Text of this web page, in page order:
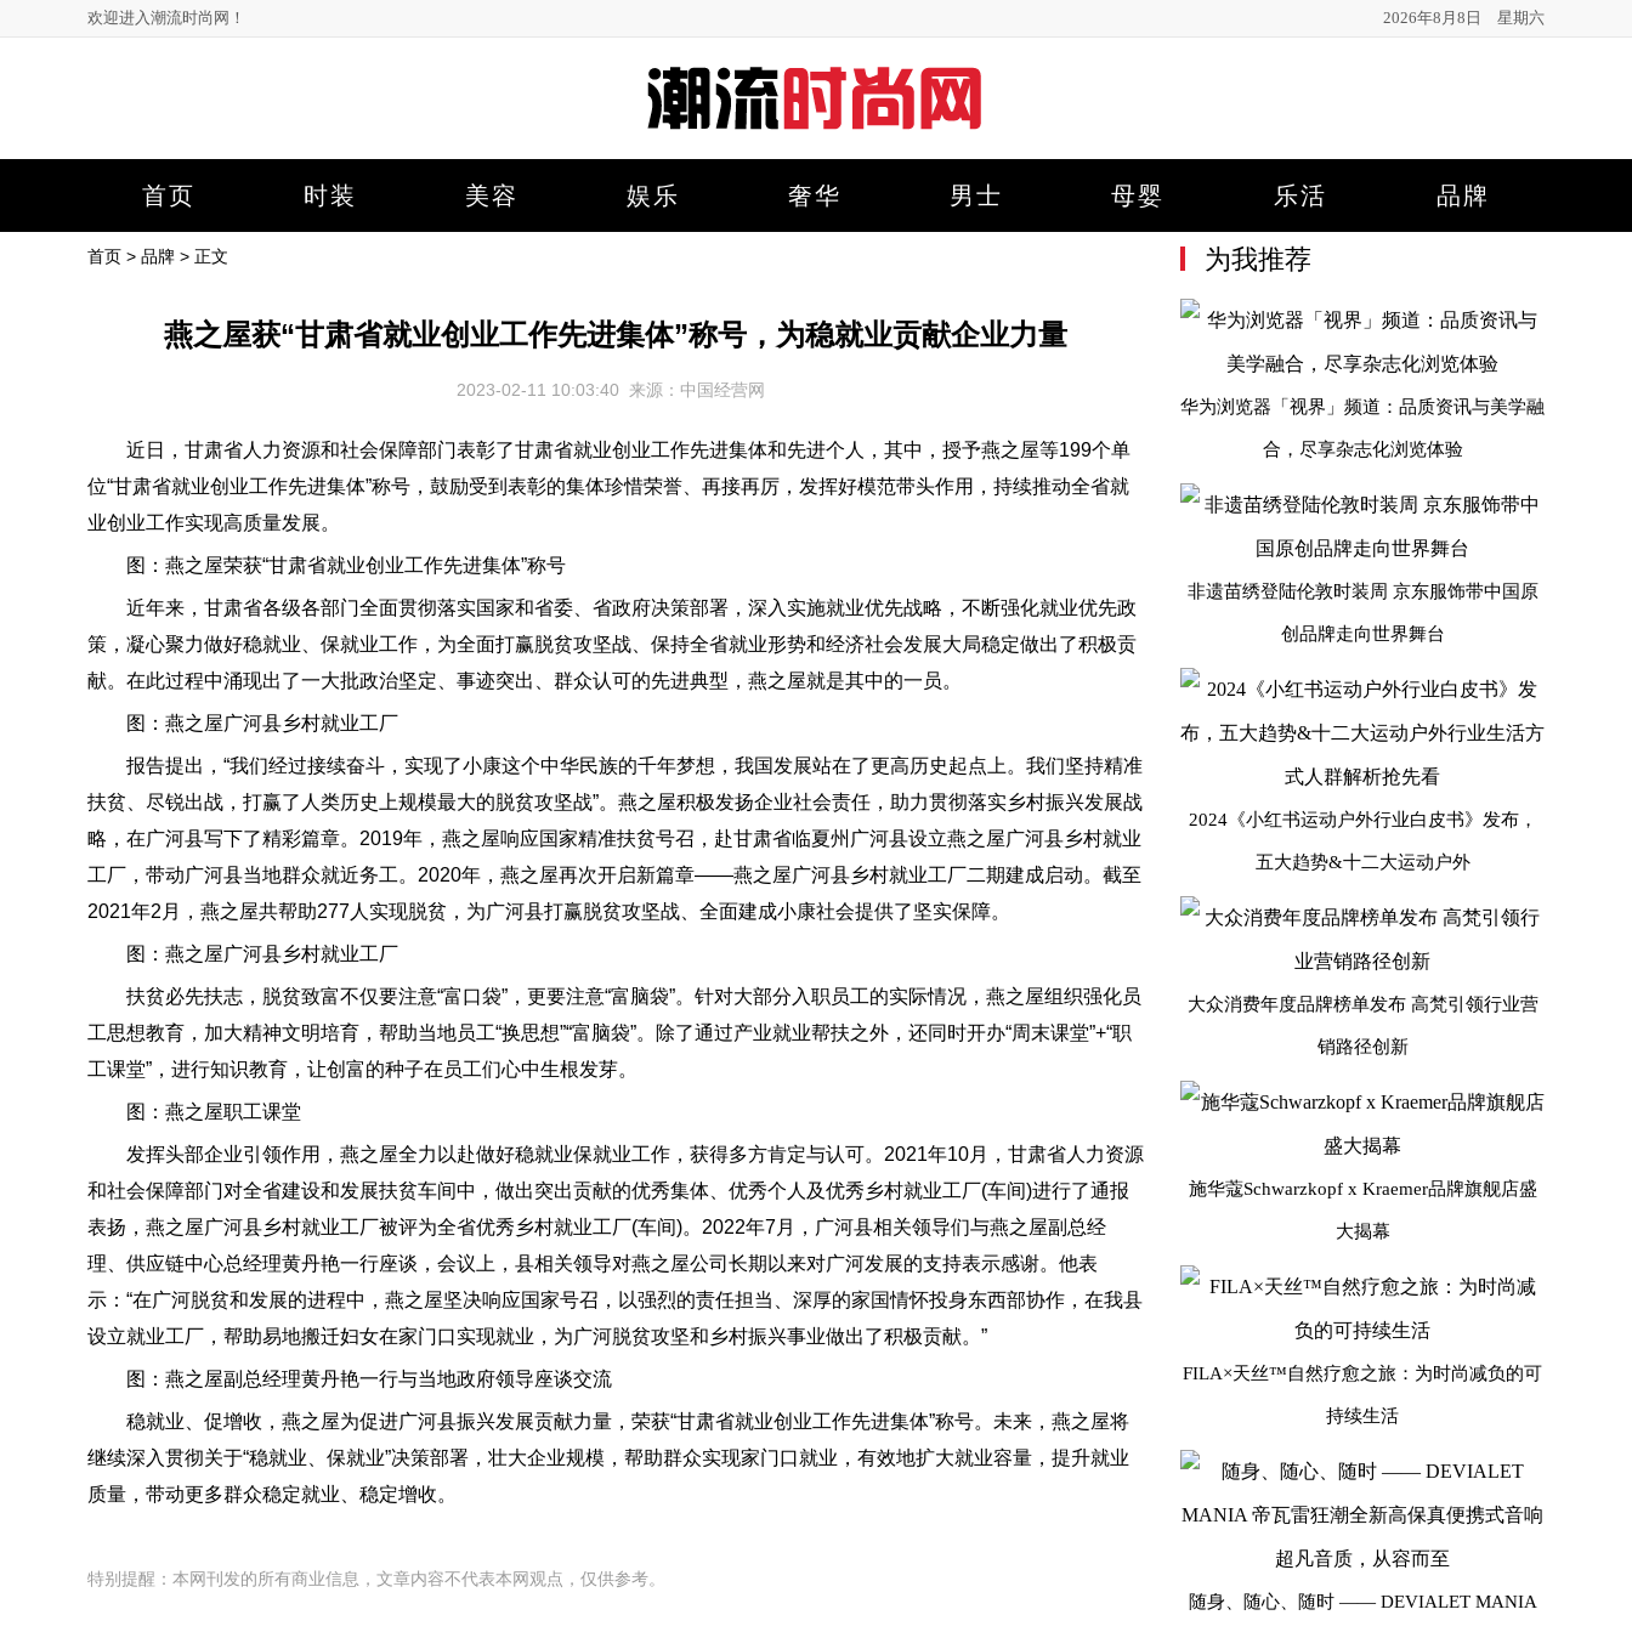
欢迎进入潮流时尚网！ 2026年8月8日 星期六
首页 时装 美容 娱乐 奢华 男士 母婴 乐活 品牌
首页 > 品牌 > 正文
燕之屋获“甘肃省就业创业工作先进集体”称号，为稳就业贡献企业力量
2023-02-11 10:03:40 来源：中国经营网
近日，甘肃省人力资源和社会保障部门表彰了甘肃省就业创业工作先进集体和先进个人，其中，授予燕之屋等199个单
位“甘肃省就业创业工作先进集体”称号，鼓励受到表彰的集体珍惜荣誉、再接再厉，发挥好模范带头作用，持续推动全省就
业创业工作实现高质量发展。
图：燕之屋荣获“甘肃省就业创业工作先进集体”称号
近年来，甘肃省各级各部门全面贯彻落实国家和省委、省政府决策部署，深入实施就业优先战略，不断强化就业优先政
策，凝心聚力做好稳就业、保就业工作，为全面打赢脱贫攻坚战、保持全省就业形势和经济社会发展大局稳定做出了积极贡
献。在此过程中涌现出了一大批政治坚定、事迹突出、群众认可的先进典型，燕之屋就是其中的一员。
图：燕之屋广河县乡村就业工厂
报告提出，“我们经过接续奋斗，实现了小康这个中华民族的千年梦想，我国发展站在了更高历史起点上。我们坚持精准
扶贫、尽锐出战，打赢了人类历史上规模最大的脱贫攻坚战”。燕之屋积极发扬企业社会责任，助力贯彻落实乡村振兴发展战
略，在广河县写下了精彩篇章。2019年，燕之屋响应国家精准扶贫号召，赴甘肃省临夏州广河县设立燕之屋广河县乡村就业
工厂，带动广河县当地群众就近务工。2020年，燕之屋再次开启新篇章——燕之屋广河县乡村就业工厂二期建成启动。截至
2021年2月，燕之屋共帮助277人实现脱贫，为广河县打赢脱贫攻坚战、全面建成小康社会提供了坚实保障。
图：燕之屋广河县乡村就业工厂
扶贫必先扶志，脱贫致富不仅要注意“富口袋”，更要注意“富脑袋”。针对大部分入职员工的实际情况，燕之屋组织强化员
工思想教育，加大精神文明培育，帮助当地员工“换思想”“富脑袋”。除了通过产业就业帮扶之外，还同时开办“周末课堂”+“职
工课堂”，进行知识教育，让创富的种子在员工们心中生根发芽。
图：燕之屋职工课堂
发挥头部企业引领作用，燕之屋全力以赴做好稳就业保就业工作，获得多方肯定与认可。2021年10月，甘肃省人力资源
和社会保障部门对全省建设和发展扶贫车间中，做出突出贡献的优秀集体、优秀个人及优秀乡村就业工厂(车间)进行了通报
表扬，燕之屋广河县乡村就业工厂被评为全省优秀乡村就业工厂(车间)。2022年7月，广河县相关领导们与燕之屋副总经
理、供应链中心总经理黄丹艳一行座谈，会议上，县相关领导对燕之屋公司长期以来对广河发展的支持表示感谢。他表
示：“在广河脱贫和发展的进程中，燕之屋坚决响应国家号召，以强烈的责任担当、深厚的家国情怀投身东西部协作，在我县
设立就业工厂，帮助易地搬迁妇女在家门口实现就业，为广河脱贫攻坚和乡村振兴事业做出了积极贡献。”
图：燕之屋副总经理黄丹艳一行与当地政府领导座谈交流
稳就业、促增收，燕之屋为促进广河县振兴发展贡献力量，荣获“甘肃省就业创业工作先进集体”称号。未来，燕之屋将
继续深入贯彻关于“稳就业、保就业”决策部署，壮大企业规模，帮助群众实现家门口就业，有效地扩大就业容量，提升就业
质量，带动更多群众稳定就业、稳定增收。
特别提醒：本网刊发的所有商业信息，文章内容不代表本网观点，仅供参考。
为我推荐
华为浏览器「视界」频道：品质资讯与美学融
合，尽享杂志化浏览体验
非遗苗绣登陆伦敦时装周 京东服饰带中国原
创品牌走向世界舞台
2024《小红书运动户外行业白皮书》发布，
五大趋势&十二大运动户外
大众消费年度品牌榜单发布 高梵引领行业营
销路径创新
施华蔻Schwarzkopf x Kraemer品牌旗舰店盛
大揭幕
FILA×天丝™自然疗愈之旅：为时尚减负的可
持续生活
随身、随心、随时 —— DEVIALET MANIA